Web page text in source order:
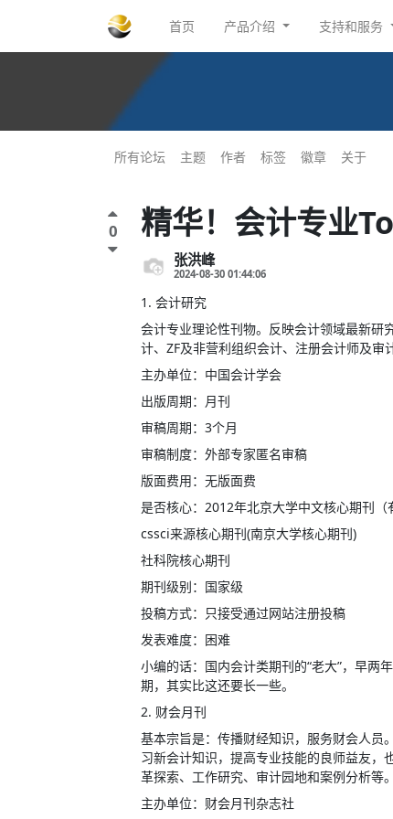
首页 产品介绍 支持和服务
所有论坛 主题 作者 标签 徽章 关于
0 精华！会计专业
张洪峰
2024-08-30 01:44:06
1. 会计研究
会计专业理论性刊物。反映会计领域最新研
计、ZF及非营利组织会计、注册会计师及审
主办单位：中国会计学会
出版周期：月刊
审稿周期：3个月
审稿制度：外部专家匿名审稿
版面费用：无版面费
是否核心：2012年北京大学中文核心期刊（
cssci来源核心期刊(南京大学核心期刊)
社科院核心期刊
期刊级别：国家级
投稿方式：只接受通过网站注册投稿
发表难度：困难
小编的话：国内会计类期刊的“老大”，早两
期，其实比这还要长一些。
2. 财会月刊
基本宗旨是：传播财经知识，服务财会人员
习新会计知识，提高专业技能的良师益友
革探索、工作研究、审计园地和案例分析等
主办单位：财会月刊杂志社